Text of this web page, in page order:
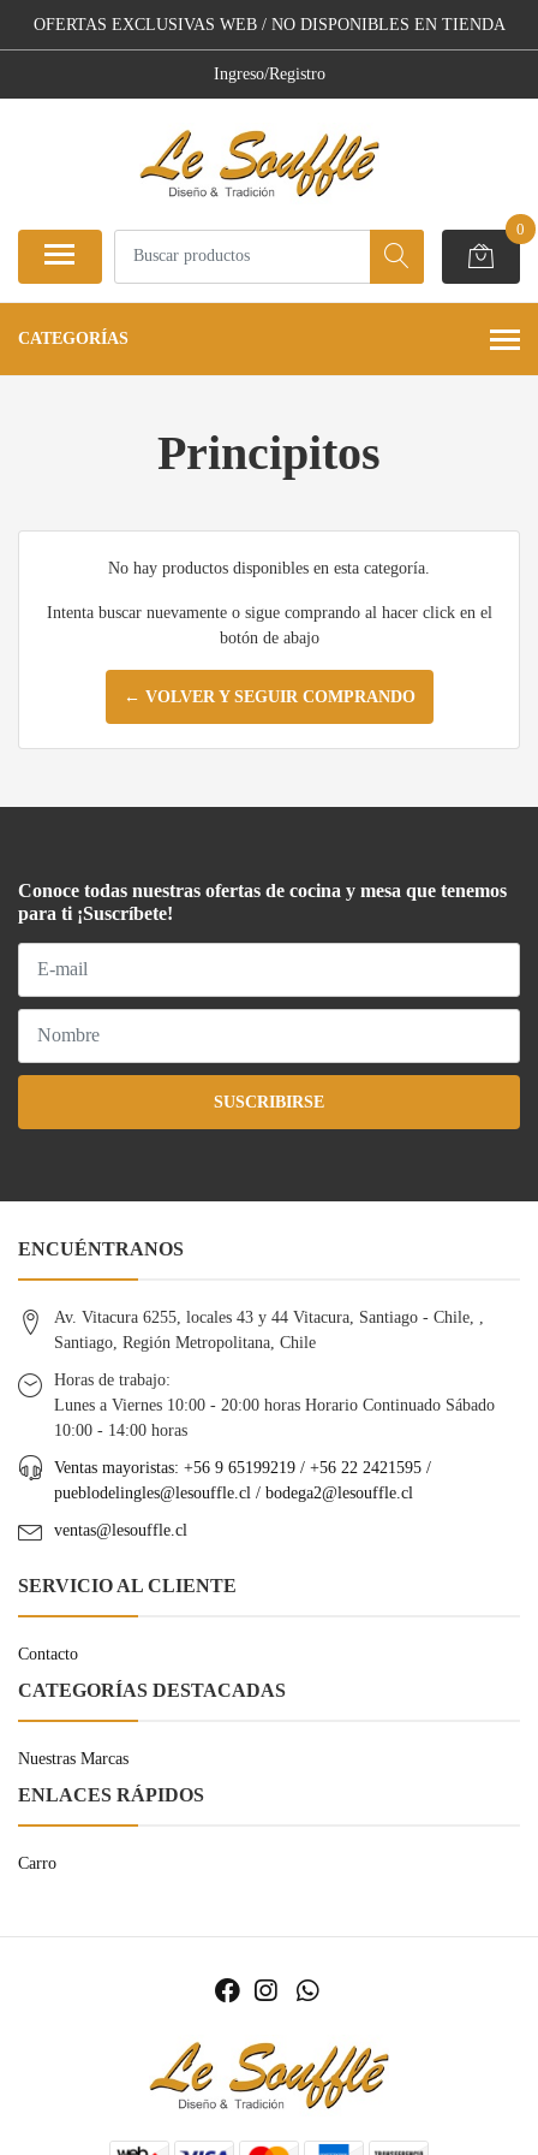
OFERTAS EXCLUSIVAS WEB / NO DISPONIBLES EN TIENDA
Ingreso/Registro
0
CATEGORÍAS
Principitos
No hay productos disponibles en esta categoría.
Intenta buscar nuevamente o sigue comprando al hacer click en el
botón de abajo
← VOLVER Y SEGUIR COMPRANDO
Conoce todas nuestras ofertas de cocina y mesa que tenemos
para ti ¡Suscríbete!
SUSCRIBIRSE
ENCUÉNTRANOS
Av. Vitacura 6255, locales 43 y 44 Vitacura, Santiago - Chile, ,
Santiago, Región Metropolitana, Chile
Horas de trabajo:
Lunes a Viernes 10:00 - 20:00 horas Horario Continuado Sábado
10:00 - 14:00 horas
Ventas mayoristas: +56 9 65199219 / +56 22 2421595 /
pueblodelingles@lesouffle.cl / bodega2@lesouffle.cl
ventas@lesouffle.cl
SERVICIO AL CLIENTE
Contacto
CATEGORÍAS DESTACADAS
Nuestras Marcas
ENLACES RÁPIDOS
Carro